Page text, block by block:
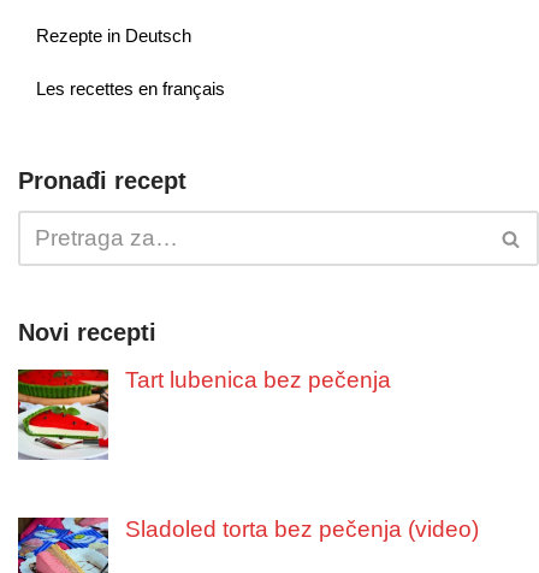
Rezepte in Deutsch
Les recettes en français
Pronađi recept
Novi recepti
Tart lubenica bez pečenja
Sladoled torta bez pečenja (video)